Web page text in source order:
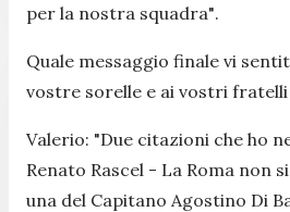
per la nostra squadra".
Quale messaggio finale vi
vostre sorelle e ai vostri
Valerio: "Due citazioni che ho
Renato Rascel - La Roma non
una del Capitano Agostino Di